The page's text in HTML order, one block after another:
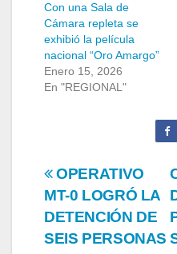
Con una Sala de
Cámara repleta se
exhibió la película
nacional “Oro Amargo”
Enero 15, 2026
En "REGIONAL"
de
entradas
OPERATIVO
MT-0 LOGRÓ LA
DETENCIÓN DE
SEIS PERSONAS